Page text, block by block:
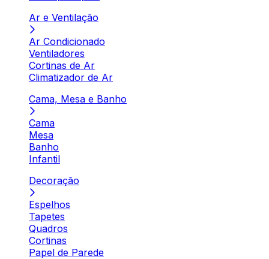
Ar e Ventilação
Ar Condicionado
Ventiladores
Cortinas de Ar
Climatizador de Ar
Cama, Mesa e Banho
Cama
Mesa
Banho
Infantil
Decoração
Espelhos
Tapetes
Quadros
Cortinas
Papel de Parede